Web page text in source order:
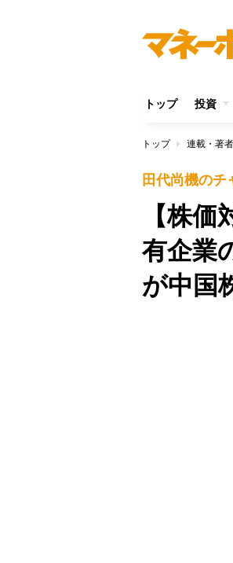
トップ 投資
トップ 連載・著者
田代尚機のチ
【株
有企業
が中国